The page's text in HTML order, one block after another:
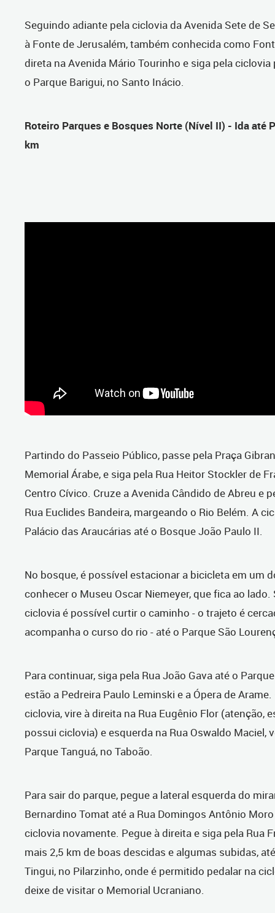
Seguindo adiante pela ciclovia da Avenida Sete de
à Fonte de Jerusalém, também conhecida como
direta na Avenida Mário Tourinho e siga pela ciclovia
o Parque Barigui, no Santo Inácio.
Roteiro Parques e Bosques Norte (Nível II) - Ida até
km
Partindo do Passeio Público, passe pela Praça
Memorial Árabe, e siga pela Rua Heitor Stockler de
Centro Cívico. Cruze a Avenida Cândido de Abreu e
Rua Euclides Bandeira, margeando o Rio Belém. A
Palácio das Araucárias até o Bosque João Paulo II.
No bosque, é possível estacionar a bicicleta em um
conhecer o Museu Oscar Niemeyer, que fica ao
ciclovia é possível curtir o caminho - o trajeto é
acompanha o curso do rio - até o Parque São
Para continuar, siga pela Rua João Gava até o
estão a Pedreira Paulo Leminski e a Ópera de
ciclovia, vire à direita na Rua Eugênio Flor (atenção,
possui ciclovia) e esquerda na Rua Oswaldo Maciel,
Parque Tanguá, no Taboão.
Para sair do parque, pegue a lateral esquerda do
Bernardino Tomat até a Rua Domingos Antônio
ciclovia novamente. Pegue à direita e siga pela Rua
mais 2,5 km de boas descidas e algumas subidas,
Tingui, no Pilarzinho, onde é permitido pedalar na
deixe de visitar o Memorial Ucraniano.